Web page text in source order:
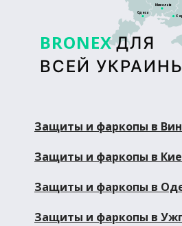
BRONEX ДЛЯ
ВСЕЙ
Миколаїв
Одеса
Защиты и фаркопы в
Защиты и фаркопы в
Защиты и фаркопы в
Защиты и фаркопы в